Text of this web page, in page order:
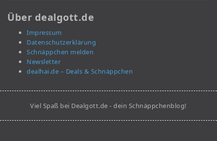
Über dealgott.de
Impressum
Datenschutzerklärung
Schnäppchen melden
Newsletter
dealhai.de – Deals & Schnäppchen
Viel Spaß bei Dealgott.de - dein Schnäppchenblog!